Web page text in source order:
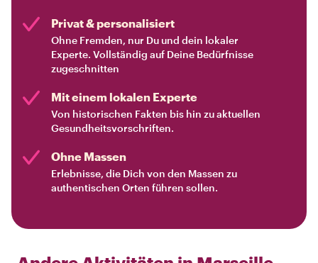
Privat & personalisiert
Ohne Fremden, nur Du und dein lokaler
Experte. Vollständig auf Deine Bedürfnisse
zugeschnitten
Mit einem lokalen Experte
Von historischen Fakten bis hin zu aktuellen
Gesundheitsvorschriften.
Ohne Massen
Erlebnisse, die Dich von den Massen zu
authentischen Orten führen sollen.